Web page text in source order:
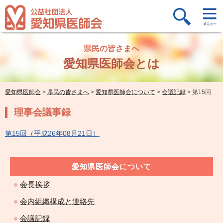
県民の皆さまへ
愛知県医師会とは
愛知県医師会 > 県民の皆さまへ > 愛知県医師会について > 会議記録 > 第15回
理事会議事録
第15回（平成26年08月21日）
愛知県医師会について
会長挨拶
会内組織構成と連絡先
会議記録